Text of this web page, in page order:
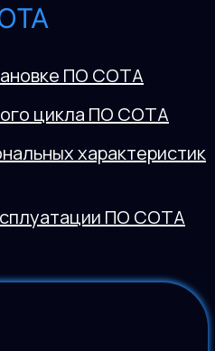
ПО СОТА
цикла ПО СОТА
характеристик
ПО СОТА